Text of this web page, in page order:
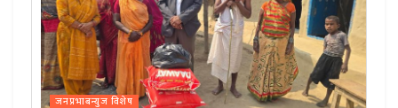
जनप्रभाबन्युज विशेष